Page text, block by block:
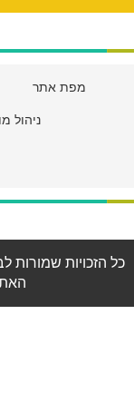
מפת אתר
ניהול